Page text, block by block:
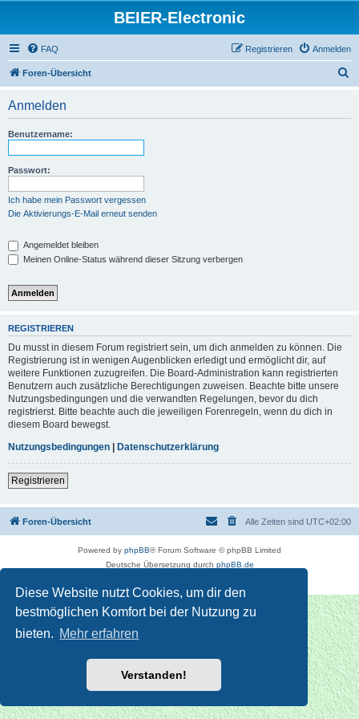
Diese Website nutzt Cookies, um dir den
bestmöglichen Komfort bei der Nutzung zu
bieten. Mehr erfahren
Verstanden!
BEIER-Electronic
FAQ Anmelden
Registrieren
Foren-Übersicht
Anmelden
Benutzername:
Passwort:
Ich habe mein Passwort vergessen
Die Aktivierungs-E-Mail erneut senden
Angemeldet bleiben
Meinen Online-Status während dieser Sitzung verbergen
REGISTRIEREN
Du musst in diesem Forum registriert sein, um dich anmelden zu können. Die
Registrierung ist in wenigen Augenblicken erledigt und ermöglicht dir, auf
weitere Funktionen zuzugreifen. Die Board-Administration kann registrierten
Benutzern auch zusätzliche Berechtigungen zuweisen. Beachte bitte unsere
Nutzungsbedingungen und die verwandten Regelungen, bevor du dich
registrierst. Bitte beachte auch die jeweiligen Forenregeln, wenn du dich in
diesem Board bewegst.
Nutzungsbedingungen | Datenschutzerklärung
Registrieren
Foren-Übersicht Alle Zeiten sind UTC+02:00
Powered by phpBB® Forum Software © phpBB Limited
Deutsche Übersetzung durch phpBB.de